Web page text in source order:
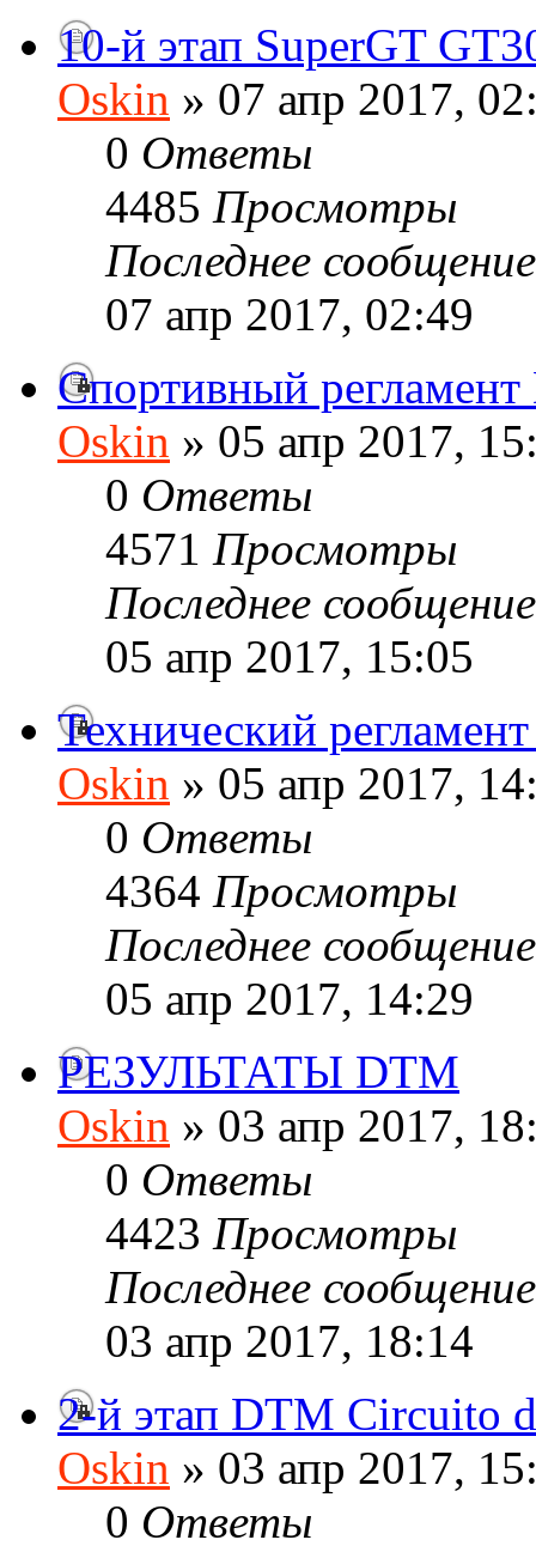
10-й этап SuperGT
Oskin » 07 апр 2017,
0 Ответы
4485 Просмотры
Последнее
07 апр 2017, 02:49
Спортивный
Oskin » 05 апр 2017,
0 Ответы
4571 Просмотры
Последнее
05 апр 2017, 15:05
Технический
Oskin » 05 апр 2017,
0 Ответы
4364 Просмотры
Последнее
05 апр 2017, 14:29
РЕЗУЛЬТАТЫ DTM
Oskin » 03 апр 2017,
0 Ответы
4423 Просмотры
Последнее
03 апр 2017, 18:14
2-й этап DTM Circuito
Oskin » 03 апр 2017,
0 Ответы